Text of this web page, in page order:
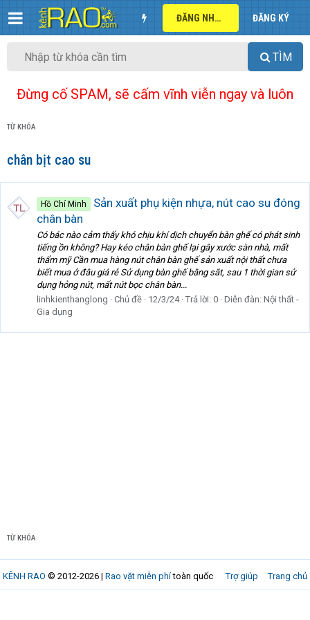
ĐĂNG NHẬP ĐĂNG KÝ
TÌM
Đừng cố SPAM, sẽ cấm vĩnh viễn ngay và luôn
TỪ KHÓA
chân bịt cao su
Hồ Chí Minh
Sản xuất phụ kiện nhựa, nút cao su đóng
chân bàn
Có bác nào cảm thấy khó chịu khí dịch chuyển bàn ghế có phát sinh
tiếng ồn không? Hay kéo chân bàn ghế lại gây xước sàn nhà, mất
thẩm mỹ Cần mua hàng nút chân bàn ghế sản xuất nội thất chưa
biết mua ở đâu giá rẻ Sử dụng bàn ghế bằng sắt, sau 1 thời gian sử
dụng hỏng nút, mất nút bọc chân bàn...
linhkienthanglong
Chủ đề 12/3/24 Trả lời: 0 Diễn đàn: Nội thất -
Gia dụng
TỪ KHÓA
Trợ giúp Trang chủ
KÊNH RAO © 2012-2026 | Rao vặt miễn phítoàn quốc